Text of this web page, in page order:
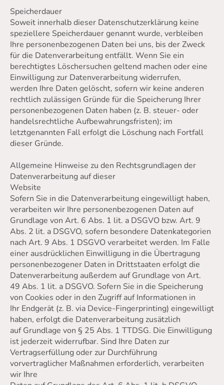
Speicherdauer
Soweit innerhalb dieser Datenschutzerklärung keine
speziellere Speicherdauer genannt wurde, verbleiben
Ihre personenbezogenen Daten bei uns, bis der Zweck
für die Datenverarbeitung entfällt. Wenn Sie ein
berechtigtes Löschersuchen geltend machen oder eine
Einwilligung zur Datenverarbeitung widerrufen,
werden Ihre Daten gelöscht, sofern wir keine anderen
rechtlich zulässigen Gründe für die Speicherung Ihrer
personenbezogenen Daten haben (z. B. steuer- oder
handelsrechtliche Aufbewahrungsfristen); im
letztgenannten Fall erfolgt die Löschung nach Fortfall
dieser Gründe.
Allgemeine Hinweise zu den Rechtsgrundlagen der
Datenverarbeitung auf dieser
Website
Sofern Sie in die Datenverarbeitung eingewilligt haben,
verarbeiten wir Ihre personenbezogenen Daten auf
Grundlage von Art. 6 Abs. 1 lit. a DSGVO bzw. Art. 9
Abs. 2 lit. a DSGVO, sofern besondere Datenkategorien
nach Art. 9 Abs. 1 DSGVO verarbeitet werden. Im Falle
einer ausdrücklichen Einwilligung in die Übertragung
personenbezogener Daten in Drittstaaten erfolgt die
Datenverarbeitung außerdem auf Grundlage von Art.
49 Abs. 1 lit. a DSGVO. Sofern Sie in die Speicherung
von Cookies oder in den Zugriff auf Informationen in
Ihr Endgerät (z. B. via Device-Fingerprinting) eingewilligt
haben, erfolgt die Datenverarbeitung zusätzlich
auf Grundlage von § 25 Abs. 1 TTDSG. Die Einwilligung
ist jederzeit widerrufbar. Sind Ihre Daten zur
Vertragserfüllung oder zur Durchführung
vorvertraglicher Maßnahmen erforderlich, verarbeiten
wir Ihre